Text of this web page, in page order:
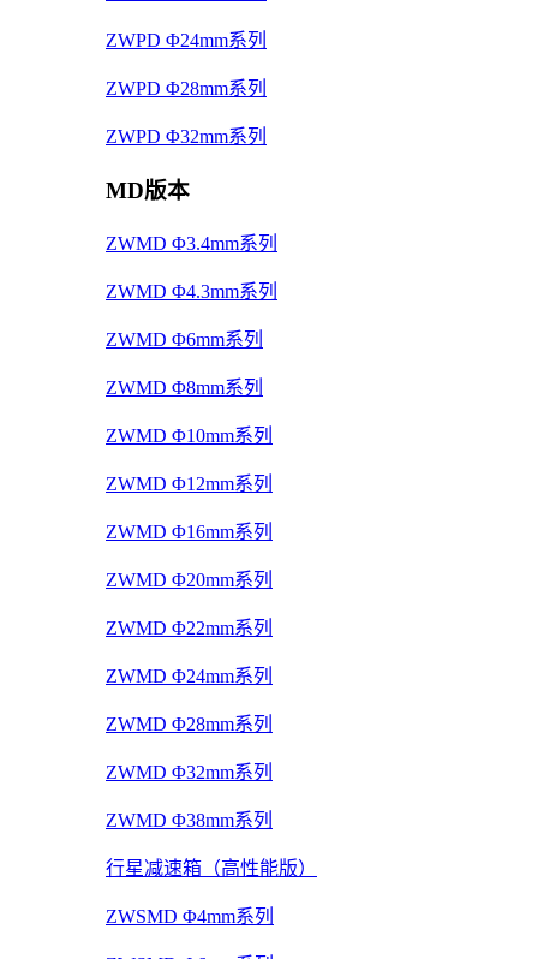
ZWPD Φ24mm系列
ZWPD Φ28mm系列
ZWPD Φ32mm系列
MD版本
ZWMD Φ3.4mm系列
ZWMD Φ4.3mm系列
ZWMD Φ6mm系列
ZWMD Φ8mm系列
ZWMD Φ10mm系列
ZWMD Φ12mm系列
ZWMD Φ16mm系列
ZWMD Φ20mm系列
ZWMD Φ22mm系列
ZWMD Φ24mm系列
ZWMD Φ28mm系列
ZWMD Φ32mm系列
ZWMD Φ38mm系列
行星减速箱（高性能版）
ZWSMD Φ4mm系列